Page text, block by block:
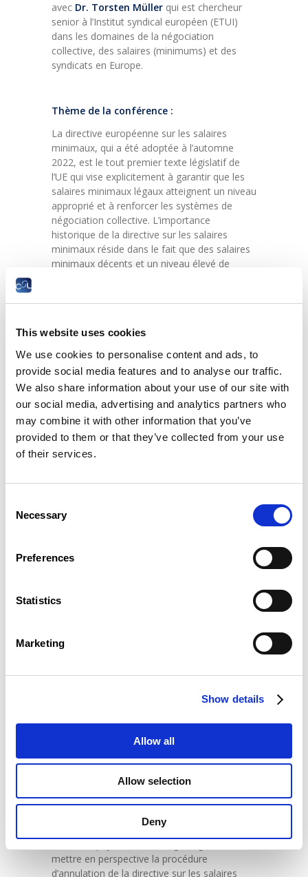
This website uses cookies
We use cookies to personalise content and ads, to
provide social media features and to analyse our traffic.
We also share information about your use of our site with
our social media, advertising and analytics partners who
may combine it with other information that you’ve
provided to them or that they’ve collected from your use
of their services.
Selection
Necessary
Preferences
Statistics
Marketing
Show details
Allow all
Allow selection
Deny
avec Dr. Torsten Müllerqui est chercheur
senior à l’Institut syndical européen (ETUI)
dans les domaines de la négociation
collective, des salaires (minimums) et des
syndicats en Europe.
Thème de la conférence :
La directive européenne sur les salaires
minimaux, qui a été adoptée à l’automne
2022, est le tout premier texte législatif de
l’UE qui vise explicitement à garantir que les
salaires minimaux légaux atteignent un niveau
approprié et à renforcer les systèmes de
négociation collective. L’importance
historique de la directive sur les salaires
minimaux réside dans le fait que des salaires
minimaux décents et un niveau élevé de
atteindre des objectifs sociopolitiques
inégalités salariales et de la pauvreté au
travail. Pour atteindre ces objectifs, la
directive définit certains critères et valeurs de
référence pour les salaires minimums légaux
et les conventions collectives dans les États
membres de l’UE. Mais ce qui est
particulièrement important du point de vue
syndical, c’est le fait que la directive sur les
salaires minimaux contient plusieurs
par exemple, la clarification claire que les
les syndicats.
droit national était fixé au 15 novembre 2024.
des augmentations sensibles des salaires
pays.
la directive sur les salaires minimaux en
donner aux auditeurs un aperçu des éléments
clés de la directive et de ses effets concrets
négociation collective. L’accent sera mis sur
les différentes mesures de renforcement des
conventions collectives sectorielles qui ont
été discutées ou introduites dans les
mettre en perspective la procédure
d’annulation de la directive sur les salaires